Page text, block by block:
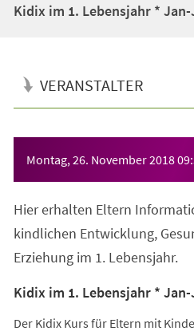
Kidix im 1. Lebensjahr *
VERANSTALTER
Montag, 26. November 2018
Hier erhalten Eltern
kindlichen Entwicklung,
Erziehung im 1. Lebensjahr.
Kidix im 1. Lebensjahr *
Der Kidix Kurs für Eltern mit